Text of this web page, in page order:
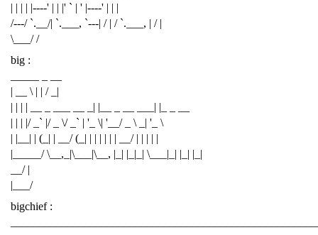
| | | | |----' | | |' ` | ' |----' | | |
/---/ `.__/| `.___, `---| / | / `.___, | / |
\___/ /
big :
| __ \ | | / _|
| | | | __ _ ___ __ _| |__ _ __ ___| |_ _ __
| | | |/ _` |/ _ \/ _` | '_ \| '__/ _ \ _| '_ \
| |__| | (_| | __/ (_| | | | | | | __/ | | | | |
|_____/ \__,_|\___|\__, |_| |_|_| \___|_| |_| |_|
__/ |
|___/
bigchief :